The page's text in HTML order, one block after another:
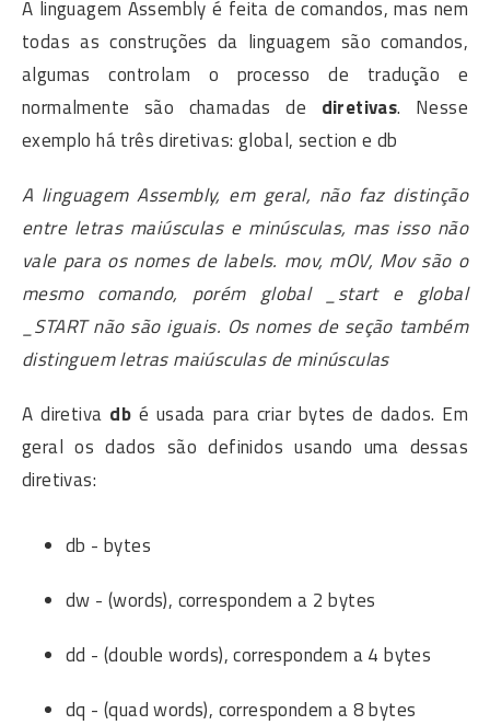
A linguagem Assembly é feita de comandos, mas nem
todas as construções da linguagem são comandos,
algumas controlam o processo de tradução e
normalmente são chamadas de diretivas. Nesse
exemplo há três diretivas: global, section e db
A linguagem Assembly, em geral, não faz distinção
entre letras maiúsculas e minúsculas, mas isso não
vale para os nomes de labels. mov, mOV, Mov são o
mesmo comando, porém global _start e global
_START não são iguais. Os nomes de seção também
distinguem letras maiúsculas de minúsculas
A diretiva dbé usada para criar bytes de dados. Em
geral os dados são definidos usando uma dessas
diretivas:
db - bytes
dw - (words), correspondem a 2 bytes
dd - (double words), correspondem a 4 bytes
dq - (quad words), correspondem a 8 bytes